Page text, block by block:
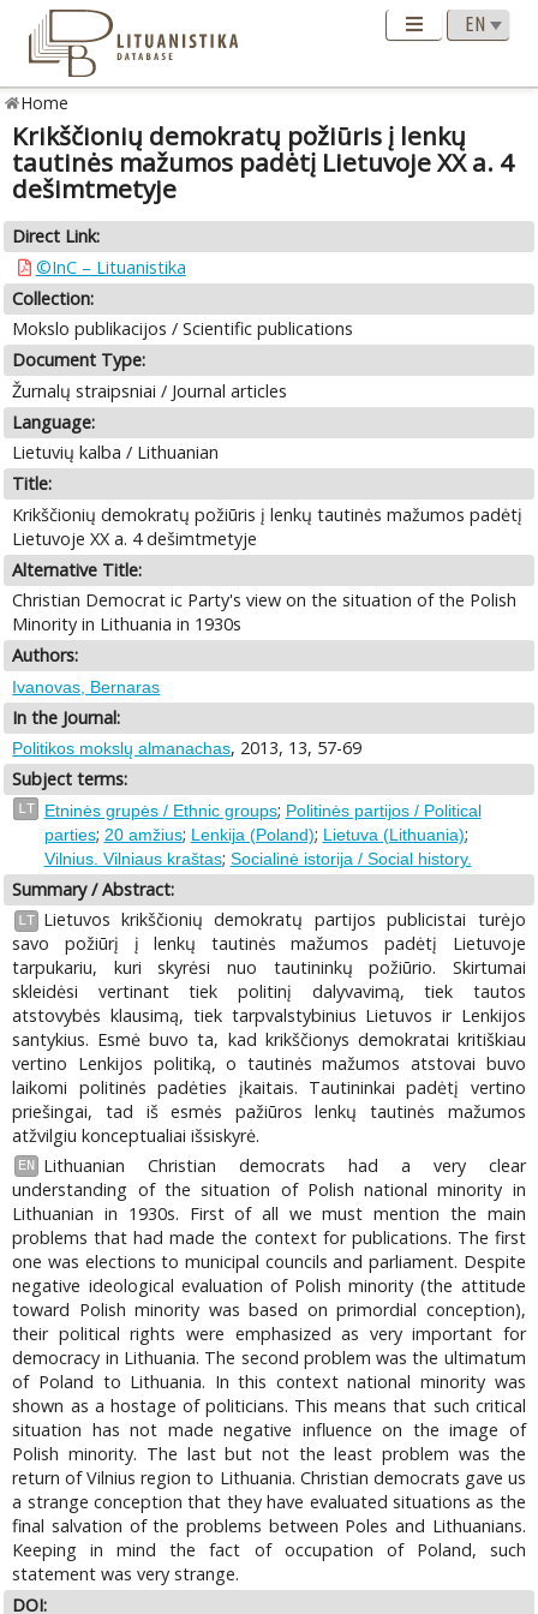
Home
Krikščionių demokratų požiūris į lenkų
tautinės mažumos padėtį Lietuvoje XX a. 4
dešimtmetyje
Direct Link:
©InC – Lituanistika
Collection:
Mokslo publikacijos / Scientific publications
Document Type:
Žurnalų straipsniai / Journal articles
Language:
Lietuvių kalba / Lithuanian
Title:
Krikščionių demokratų požiūris į lenkų tautinės mažumos padėtį
Lietuvoje XX a. 4 dešimtmetyje
Alternative Title:
Christian Democrat ic Party's view on the situation of the Polish
Minority in Lithuania in 1930s
Authors:
Ivanovas, Bernaras
In the Journal:
Politikos mokslų almanachas, 2013, 13, 57-69
Subject terms:
LT Etninės grupės / Ethnic groups; Politinės partijos / Political
parties; 20 amžius; Lenkija (Poland); Lietuva (Lithuania);
Vilnius. Vilniaus kraštas; Socialinė istorija / Social history.
Summary / Abstract:
LT
Lietuvos krikščionių demokratų partijos publicistai turėjo
savo požiūrį į lenkų tautinės mažumos padėtį Lietuvoje
tarpukariu, kuri skyrėsi nuo tautininkų požiūrio. Skirtumai
skleidėsi vertinant tiek politinį dalyvavimą, tiek tautos
atstovybės klausimą, tiek tarpvalstybinius Lietuvos ir Lenkijos
santykius. Esmė buvo ta, kad krikščionys demokratai kritiškiau
vertino Lenkijos politiką, o tautinės mažumos atstovai buvo
laikomi politinės padėties įkaitais. Tautininkai padėtį vertino
priešingai, tad iš esmės pažiūros lenkų tautinės mažumos
atžvilgiu konceptualiai išsiskyrė.
EN
Lithuanian Christian democrats had a very clear
understanding of the situation of Polish national minority in
Lithuanian in 1930s. First of all we must mention the main
problems that had made the context for publications. The first
one was elections to municipal councils and parliament. Despite
negative ideological evaluation of Polish minority (the attitude
toward Polish minority was based on primordial conception),
their political rights were emphasized as very important for
democracy in Lithuania. The second problem was the ultimatum
of Poland to Lithuania. In this context national minority was
shown as a hostage of politicians. This means that such critical
situation has not made negative influence on the image of
Polish minority. The last but not the least problem was the
return of Vilnius region to Lithuania. Christian democrats gave us
a strange conception that they have evaluated situations as the
final salvation of the problems between Poles and Lithuanians.
Keeping in mind the fact of occupation of Poland, such
statement was very strange.
DOI: